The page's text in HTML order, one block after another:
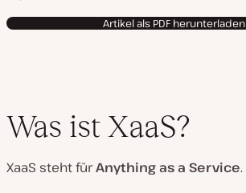
Artikel als PDF herunterladen
Was ist XaaS?
XaaS steht fürAnything as a Service.